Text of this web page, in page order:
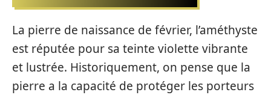
La pierre de naissance de février, l’améthyste
est réputée pour sa teinte violette vibrante
et lustrée. Historiquement, on pense que la
pierre a la capacité de protéger les porteurs